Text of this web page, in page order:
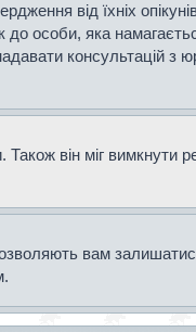
від їхніх
особи, яка
консультацій з
він міг вимкнути
вам